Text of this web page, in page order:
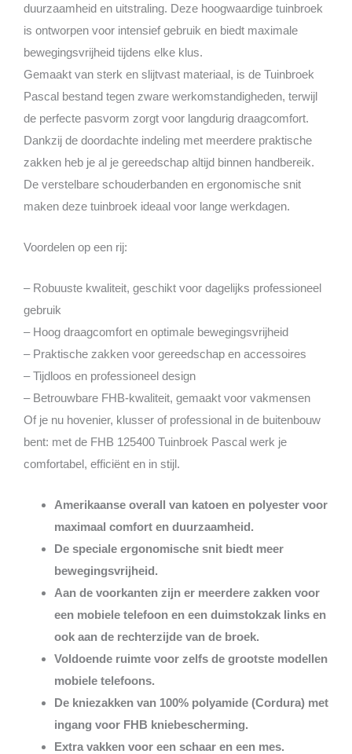
duurzaamheid en uitstraling. Deze hoogwaardige tuinbroek
is ontworpen voor intensief gebruik en biedt maximale
bewegingsvrijheid tijdens elke klus.
Gemaakt van sterk en slijtvast materiaal, is de Tuinbroek
Pascal bestand tegen zware werkomstandigheden, terwijl
de perfecte pasvorm zorgt voor langdurig draagcomfort.
Dankzij de doordachte indeling met meerdere praktische
zakken heb je al je gereedschap altijd binnen handbereik.
De verstelbare schouderbanden en ergonomische snit
maken deze tuinbroek ideaal voor lange werkdagen.
Voordelen op een rij:
– Robuuste kwaliteit, geschikt voor dagelijks professioneel
gebruik
– Hoog draagcomfort en optimale bewegingsvrijheid
– Praktische zakken voor gereedschap en accessoires
– Tijdloos en professioneel design
– Betrouwbare FHB-kwaliteit, gemaakt voor vakmensen
Of je nu hovenier, klusser of professional in de buitenbouw
bent: met de FHB 125400 Tuinbroek Pascal werk je
comfortabel, efficiënt en in stijl.
Amerikaanse overall van katoen en polyester voor
maximaal comfort en duurzaamheid.
De speciale ergonomische snit biedt meer
bewegingsvrijheid.
Aan de voorkanten zijn er meerdere zakken voor
een mobiele telefoon en een duimstokzak links en
ook aan de rechterzijde van de broek.
Voldoende ruimte voor zelfs de grootste modellen
mobiele telefoons.
De kniezakken van 100% polyamide (Cordura) met
ingang voor FHB kniebescherming.
Extra vakken voor een schaar en een mes.